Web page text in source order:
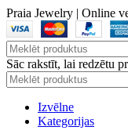
Praia Jewelry | Online
Sāc rakstīt, lai redzētu
Izvēlne
Kategorijas